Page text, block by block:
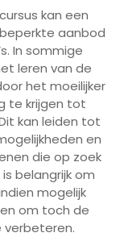
kan een
aanbod
In sommige
leren van de
het moeilijker
te krijgen tot
kan leiden tot
en
die op zoek
belangrijk om
mogelijk
om toch de
verbeteren.